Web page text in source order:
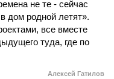
не те - сейчас
дом родной летят».
все вместе
туда, где по
Алексей Гатилов